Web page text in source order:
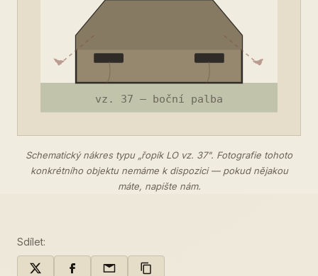
Schematický nákres typu „řopík LO vz. 37". Fotografie tohoto
konkrétního objektu nemáme k dispozici — pokud nějakou
máte, napište nám.
Sdílet: